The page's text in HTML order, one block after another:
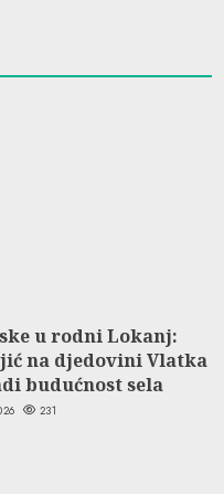
u rodni Lokanj:
na djedovini Vlatka
budućnost sela
231